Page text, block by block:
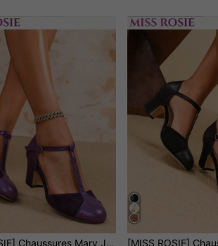
[MISS ROSIE] Chaussures Mary Jane élégantes et à la mode pour femmes, talons hauts, bride en T, nœud, double bride, bout rond, échancrure basse, talon épais, confortables, souples, sans fatigue, nouveau style printemps-été, chaussures de mariée, best-seller d'été, vacances, affaires, étiquette, rentrée scolaire, sport, Mary Jane, mariage sur une île, chaussures de navette, style Y2K millénaire, style célébrité Internet, petite taille, augmentant la hauteur, vintage français, super talons hauts